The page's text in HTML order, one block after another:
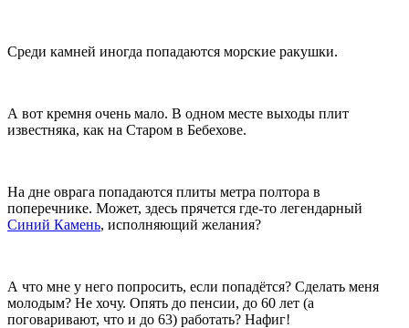
Среди камней иногда попадаются морские ракушки.
А вот кремня очень мало. В одном месте выходы плит
известняка, как на Старом в Бебехове.
На дне оврага попадаются плиты метра полтора в
поперечнике. Может, здесь прячется где-то легендарный
Синий Камень, исполняющий желания?
А что мне у него попросить, если попадётся? Сделать меня
молодым? Не хочу. Опять до пенсии, до 60 лет (а
поговаривают, что и до 63) работать? Нафиг!